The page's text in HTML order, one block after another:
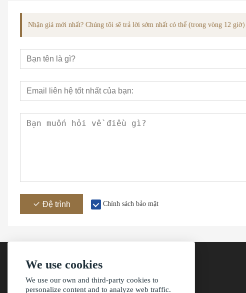
Nhận giá mới nhất? Chúng tôi sẽ trả lời sớm nhất có thể (trong vòng 12 giờ）
Đệ trình Chính sách bảo mật
Địachỉnhà
We use cookies
We use our own and third-party cookies to
personalize content and to analyze web traffic.